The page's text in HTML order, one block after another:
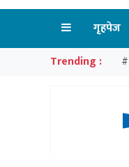
गृहपेज
Trending : #